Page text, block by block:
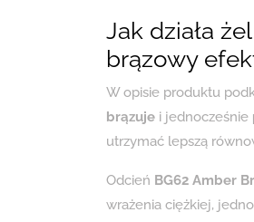
Jak działa
brązowy
W opisie produktu
brązuje i jednocześnie
utrzymać lepszą
Odcień BG62 Amber
wrażenia ciężkiej,